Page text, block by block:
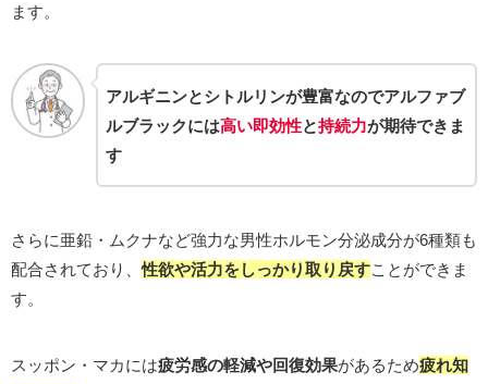
ます。
アルギニンとシトルリンが豊富なのでアルファブ
ルブラックには高い即効性と持続力が期待できま
す
さらに亜鉛・ムクナなど強力な男性ホルモン分泌成分が6種類も
配合されており、性欲や活力をしっかり取り戻すことができま
す。
スッポン・マカには疲労感の軽減や回復効果があるため疲れ知